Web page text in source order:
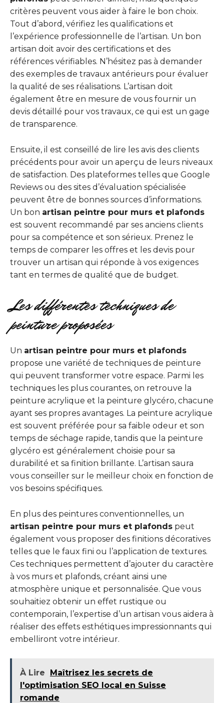
critères peuvent vous aider à faire le bon choix.
Tout d’abord, vérifiez les qualifications et
l’expérience professionnelle de l’artisan. Un bon
artisan doit avoir des certifications et des
références vérifiables. N’hésitez pas à demander
des exemples de travaux antérieurs pour évaluer
la qualité de ses réalisations. L’artisan doit
également être en mesure de vous fournir un
devis détaillé pour vos travaux, ce qui est un gage
de transparence.
Ensuite, il est conseillé de lire les avis des clients
précédents pour avoir un aperçu de leurs niveaux
de satisfaction. Des plateformes telles que Google
Reviews ou des sites d’évaluation spécialisée
peuvent être de bonnes sources d’informations.
Un bon artisan peintre pour murs et plafonds
est souvent recommandé par ses anciens clients
pour sa compétence et son sérieux. Prenez le
temps de comparer les offres et les devis pour
trouver un artisan qui réponde à vos exigences
tant en termes de qualité que de budget.
Les différentes techniques de
peinture proposées
Un artisan peintre pour murs et plafonds
propose une variété de techniques de peinture
qui peuvent transformer votre espace. Parmi les
techniques les plus courantes, on retrouve la
peinture acrylique et la peinture glycéro, chacune
ayant ses propres avantages. La peinture acrylique
est souvent préférée pour sa faible odeur et son
temps de séchage rapide, tandis que la peinture
glycéro est généralement choisie pour sa
durabilité et sa finition brillante. L’artisan saura
vous conseiller sur le meilleur choix en fonction de
vos besoins spécifiques.
En plus des peintures conventionnelles, un
artisan peintre pour murs et plafonds peut
également vous proposer des finitions décoratives
telles que le faux fini ou l’application de textures.
Ces techniques permettent d’ajouter du caractère
à vos murs et plafonds, créant ainsi une
atmosphère unique et personnalisée. Que vous
souhaitiez obtenir un effet rustique ou
contemporain, l’expertise d’un artisan vous aidera à
réaliser des effets esthétiques impressionnants qui
embelliront votre intérieur.
À Lire
Maîtrisez les secrets de
l'optimisation SEO local en Suisse
romande